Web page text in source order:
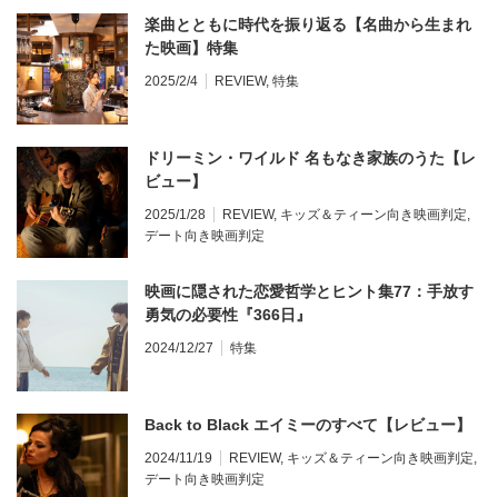
楽曲とともに時代を振り返る【名曲から生まれ
た映画】特集
2025/2/4 REVIEW, 特集
ドリーミン・ワイルド 名もなき家族のうた【レ
ビュー】
2025/1/28 REVIEW, キッズ＆ティーン向き映画判定,
デート向き映画判定
映画に隠された恋愛哲学とヒント集77：手放す
勇気の必要性『366日』
2024/12/27 特集
Back to Black エイミーのすべて【レビュー】
2024/11/19 REVIEW, キッズ＆ティーン向き映画判定,
デート向き映画判定